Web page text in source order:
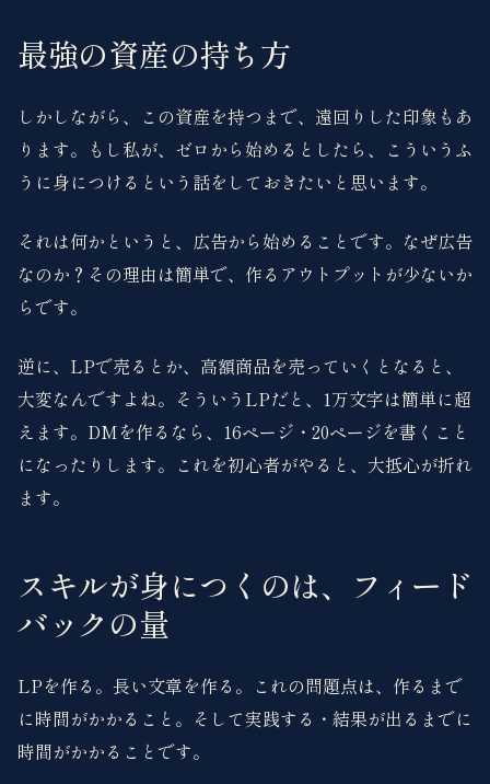
最強の資産の持ち方
しかしながら、この資産を持つまで、遠回りした印象もあ
ります。もし私が、ゼロから始めるとしたら、こういうふ
うに身につけるという話をしておきたいと思います。
それは何かというと、広告から始めることです。なぜ広告
なのか？その理由は簡単で、作るアウトプットが少ないか
らです。
逆に、LPで売るとか、高額商品を売っていくとなると、
大変なんですよね。そういうLPだと、1万文字は簡単に超
えます。DMを作るなら、16ページ・20ページを書くこと
になったりします。これを初心者がやると、大抵心が折れ
ます。
スキルが身につくのは、フィード
バックの量
LPを作る。長い文章を作る。これの問題点は、作るまで
に時間がかかること。そして実践する・結果が出るまでに
時間がかかることです。